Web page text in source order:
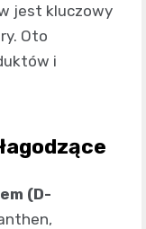
jest kluczowy
Oto
i
(D-